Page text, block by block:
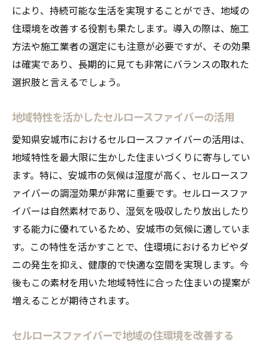
により、持続可能な生活を実現することができ、地域の
住環境を改善する役割も果たします。導入の際は、施工
方法や施工業者の選定にも注意が必要ですが、その効果
は確実であり、長期的に見ても非常にバランスの取れた
選択肢と言えるでしょう。
地域特性を活かしたセルロースファイバーの活用
愛知県安城市におけるセルロースファイバーの活用は、
地域特性を最大限に生かした住まいづくりに寄与してい
ます。特に、安城市の気候は湿度が高く、セルロースフ
ァイバーの調湿効果が非常に重要です。セルロースファ
イバーは自然素材であり、湿気を吸収したり放出したり
する能力に優れているため、安城市の気候に適していま
す。この特性を活かすことで、住環境におけるカビやダ
ニの発生を抑え、健康的で快適な空間を実現します。今
後もこの素材を用いた地域特性に合った住まいの提案が
増えることが期待されます。
セルロースファイバーで地域の住環境を改善する